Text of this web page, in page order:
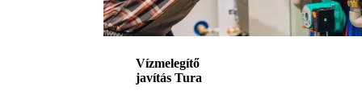
Vízmelegítő
javítás Tura